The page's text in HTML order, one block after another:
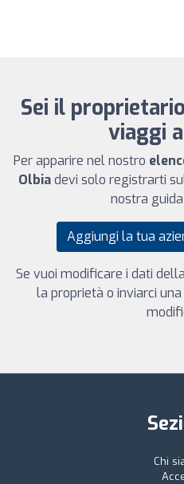
Sei il
viaggi
Per apparire nel nostro
Olbiadevi solo registrarti
nostra
Aggiungi la tua
Se vuoi modificare i dati
la proprietà o inviarci
Chi